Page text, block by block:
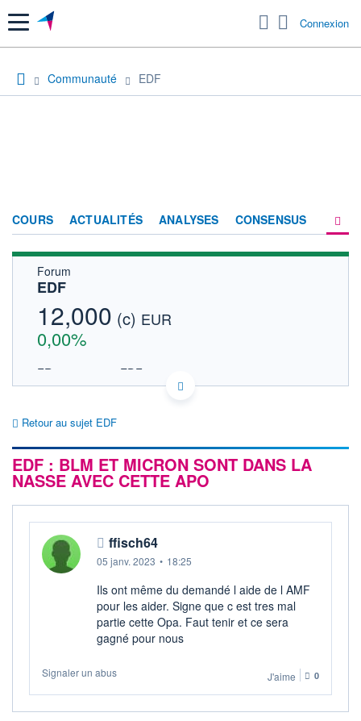
Menu Connexion
Communauté EDF
COURS ACTUALITÉS ANALYSES CONSENSUS
Forum
EDF
12,000 (c) EUR
0,00%
FR0010242511 EDF
EURONEXT PARIS DONNÉES TEMPS RÉEL
Cotation sur les autres places
SECTEUR
Électricité conventionnelle
0,000
VOLUME
0,00%
VALORISATION
50 034 MEUR
DERNIER ÉCHANGE
17.05.23 / 17:35:10
LIMITE À LA
ESTIMÉ 2026
-
2026
-
Retour au sujet EDF
EDF : BLM ET MICRON SONT DANS LA
NASSE AVEC CETTE APO
ffisch64
05 janv. 2023 • 18:25
Ils ont même du demandé l aide de l AMF
pour les aider. Signe que c est tres mal
partie cette Opa. Faut tenir et ce sera
gagné pour nous
Signaler un abus J'aime 0